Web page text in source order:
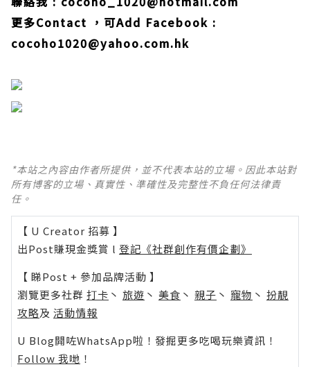
更多Contact ，可Add Facebook :
cocoho1020@yahoo.com.hk
*本站之內容由作者所提供，並不代表本站的立場。因此本站對
所有博客的立場、真實性、準確性及完整性不負任何法律責
任。
【 U Creator 招募 】
出Post賺現金獎賞 l 登記《社群創作有價企劃》
【 睇Post + 參加品牌活動 】
瀏覽更多社群 打卡 丶 旅遊 丶 美食 丶 親子 丶 寵物 丶 扮靚
攻略及 活動情報
U Blog開咗WhatsApp啦！發掘更多吃喝玩樂資訊！
Follow 我哋 ！